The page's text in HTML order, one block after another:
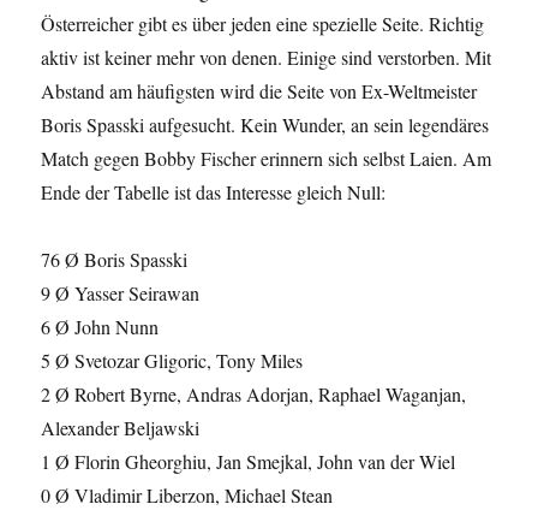
Österreicher gibt es über jeden eine spezielle Seite. Richtig
aktiv ist keiner mehr von denen. Einige sind verstorben. Mit
Abstand am häufigsten wird die Seite von Ex-Weltmeister
Boris Spasski aufgesucht. Kein Wunder, an sein legendäres
Match gegen Bobby Fischer erinnern sich selbst Laien. Am
Ende der Tabelle ist das Interesse gleich Null:
76 Ø Boris Spasski
9 Ø Yasser Seirawan
6 Ø John Nunn
5 Ø Svetozar Gligoric, Tony Miles
2 Ø Robert Byrne, Andras Adorjan, Raphael Waganjan,
Alexander Beljawski
1 Ø Florin Gheorghiu, Jan Smejkal, John van der Wiel
0 Ø Vladimir Liberzon, Michael Stean